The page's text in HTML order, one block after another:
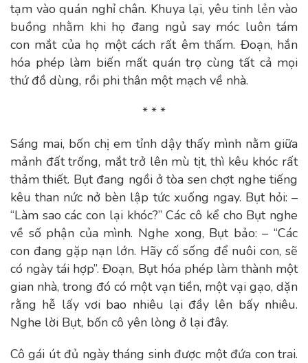
tạm vào quán nghỉ chân. Khuya lại, yêu tinh lẻn vào
buồng nhằm khi họ đang ngủ say móc luôn tám
con mắt của họ một cách rất êm thấm. Đoạn, hắn
hóa phép làm biến mất quán trọ cùng tất cả mọi
thứ đồ dùng, rồi phi thân một mạch về nhà.
* * *
Sáng mai, bốn chị em tỉnh dậy thấy mình nằm giữa
mảnh đất trống, mắt trở lên mù tịt, thì kêu khóc rất
thảm thiết. Bụt đang ngồi ở tòa sen chợt nghe tiếng
kêu than nức nở bèn lập tức xuống ngay. Bụt hỏi: –
“Làm sao các con lại khóc?” Các cô kể cho Bụt nghe
về số phận của mình. Nghe xong, Bụt bảo: – “Các
con đang gặp nạn lớn. Hãy cố sống để nuôi con, sẽ
có ngày tái hợp”. Đoạn, Bụt hóa phép làm thành một
gian nhà, trong đó có một vạn tiền, một vại gạo, dặn
rằng hễ lấy vơi bao nhiêu lại đầy lên bấy nhiêu.
Nghe lời Bụt, bốn cô yên lòng ở lại đây.
Cô gái út đủ ngày tháng sinh được một đứa con trai.